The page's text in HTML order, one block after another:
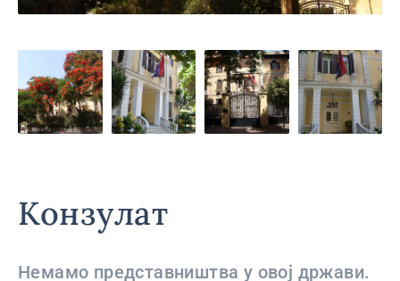
Конзулат
Немамо представништва у овој држави.